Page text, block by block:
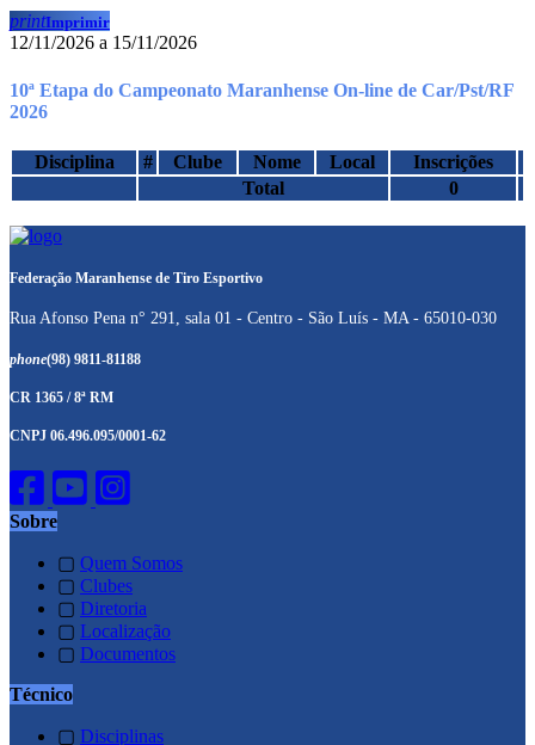
printImprimir
12/11/2026 a 15/11/2026
10ª Etapa do Campeonato Maranhense On-line de Car/Pst/RF
2026
Disciplina # Clube Nome Local
Inscrições
Total
0
Federação Maranhense de Tiro Esportivo
Rua Afonso Pena n° 291, sala 01 - Centro - São Luís - MA - 65010-030
phone(98) 9811-81188
CR 1365 / 8ª RM
CNPJ 06.496.095/0001-62
Sobre
▢ Quem Somos
▢ Clubes
▢ Diretoria
▢ Localização
▢ Documentos
Técnico
▢ Disciplinas